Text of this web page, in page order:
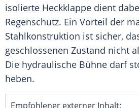
isolierte Heckklappe dient
Regenschutz. Ein Vorteil der
Stahlkonstruktion ist sicher,
geschlossenen Zustand nicht
Die hydraulische Bühne darf
heben.
Empfohlener externer Inhalt: